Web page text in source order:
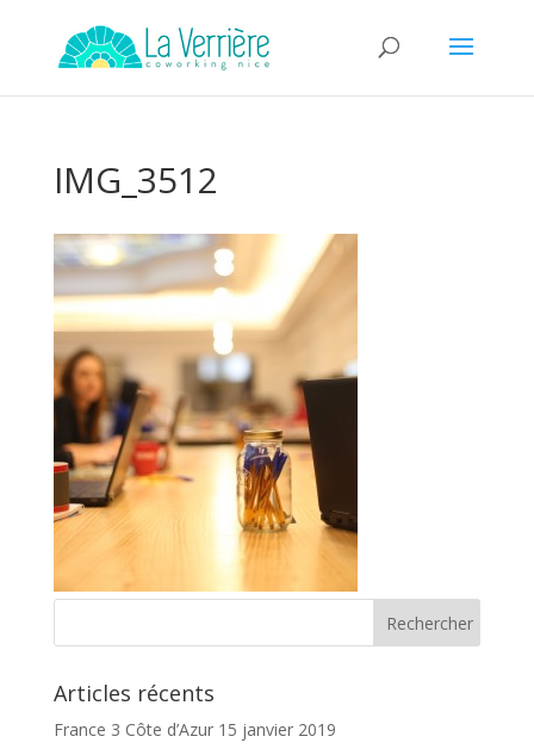
IMG_3512
Articles récents
France 3 Côte d’Azur 15 janvier 2019